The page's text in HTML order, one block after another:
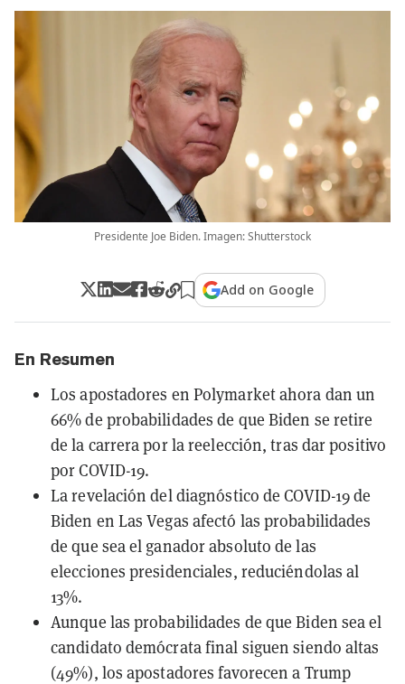
Presidente Joe Biden. Imagen: Shutterstock
Add on Google
En Resumen
Los apostadores en Polymarket ahora dan un
66% de probabilidades de que Biden se retire
de la carrera por la reelección, tras dar positivo
por COVID-19.
La revelación del diagnóstico de COVID-19 de
Biden en Las Vegas afectó las probabilidades
de que sea el ganador absoluto de las
elecciones presidenciales, reduciéndolas al
13%.
Aunque las probabilidades de que Biden sea el
candidato demócrata final siguen siendo altas
(49%), los apostadores favorecen a Trump